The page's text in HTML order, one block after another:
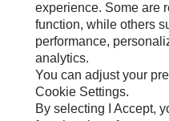
Plan Du Site
Cookie Settings
Légales
Confidentialité
experience. Some are
function, while others
performance,
analytics.
You can adjust your
Cookie Settings.
By selecting I Accept,